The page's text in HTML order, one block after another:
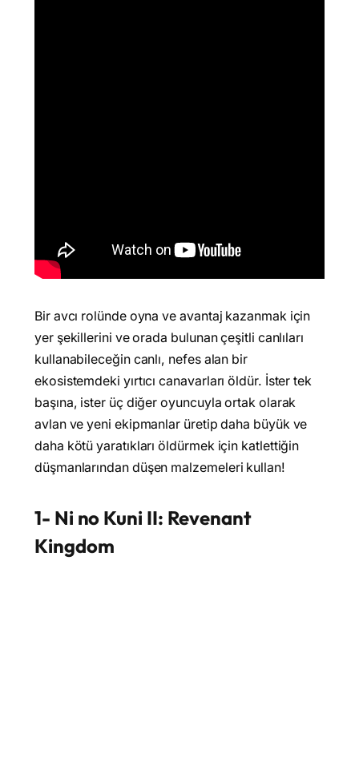
Bir avcı rolünde oyna ve avantaj kazanmak için
yer şekillerini ve orada bulunan çeşitli canlıları
kullanabileceğin canlı, nefes alan bir
ekosistemdeki yırtıcı canavarları öldür. İster tek
başına, ister üç diğer oyuncuyla ortak olarak
avlan ve yeni ekipmanlar üretip daha büyük ve
daha kötü yaratıkları öldürmek için katlettiğin
düşmanlarından düşen malzemeleri kullan!
1- Ni no Kuni II: Revenant
Kingdom